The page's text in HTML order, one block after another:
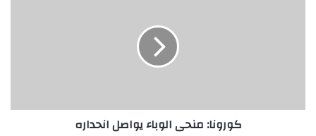
كورونا: منحى الوباء يواصل انحداره